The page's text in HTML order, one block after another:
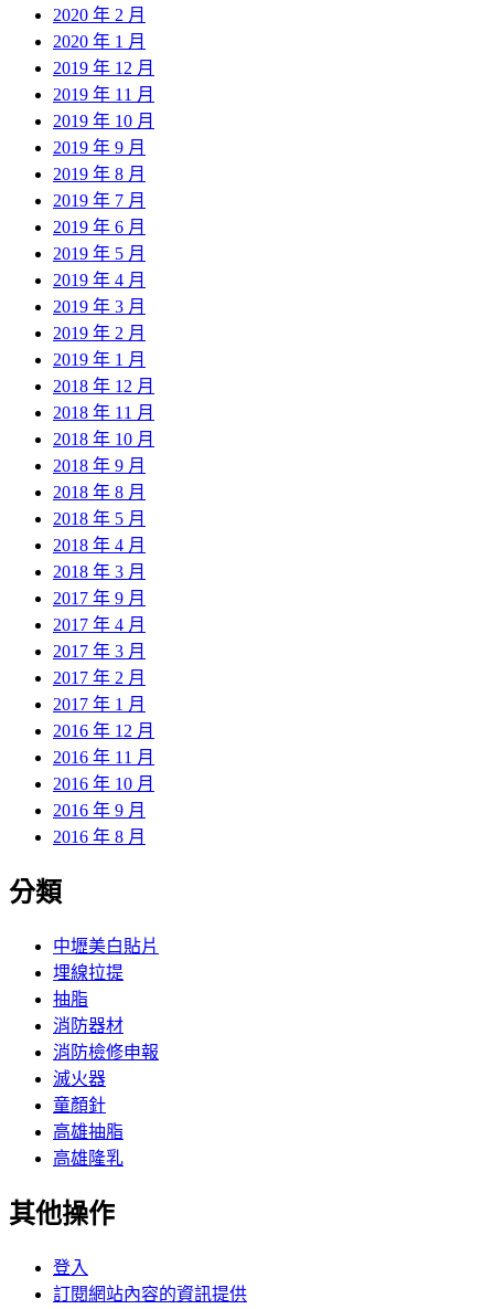
2020 年 2 月
2020 年 1 月
2019 年 12 月
2019 年 11 月
2019 年 10 月
2019 年 9 月
2019 年 8 月
2019 年 7 月
2019 年 6 月
2019 年 5 月
2019 年 4 月
2019 年 3 月
2019 年 2 月
2019 年 1 月
2018 年 12 月
2018 年 11 月
2018 年 10 月
2018 年 9 月
2018 年 8 月
2018 年 5 月
2018 年 4 月
2018 年 3 月
2017 年 9 月
2017 年 4 月
2017 年 3 月
2017 年 2 月
2017 年 1 月
2016 年 12 月
2016 年 11 月
2016 年 10 月
2016 年 9 月
2016 年 8 月
分類
中壢美白貼片
埋線拉提
抽脂
消防器材
消防檢修申報
滅火器
童顏針
高雄抽脂
高雄隆乳
其他操作
登入
訂閱網站內容的資訊提供